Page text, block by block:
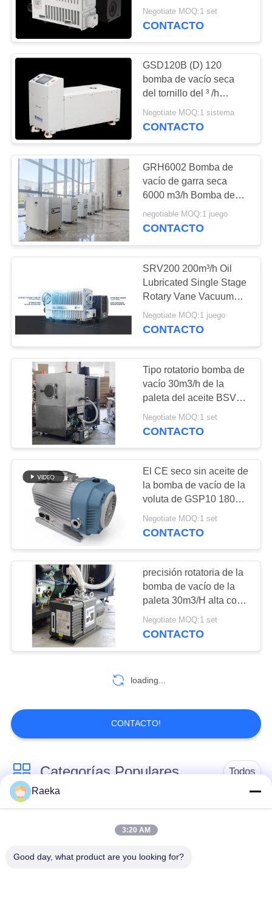
SOLICITAR
UNA CITA
BAOSI
COMPRESSOR
MAPA
DEL
SITIO
POLÍTICA
DE
PRIVACIDAD
lubricada con aceite
300m3/H
Negotiate MOQ:1 set
CONTACTO
GSD120B (D) 120
bomba de vacío seca
del tornillo del ³ /h
Oilless de m para el litio
Ion Battery Drying
Negotiate MOQ:1 sistema
CONTACTO
GRH6002 Bomba de
vacío de garra seca
6000 m3/h Bomba de
vacío sin aceite de gran
capacidad para
negotiable MOQ:1 juego
CONTACTO
SRV200 200m³/h Oil
Lubricated Single Stage
Rotary Vane Vacuum
Pump for Industrial
Vacuum Applications
Negotiate MOQ:1 juego
CONTACTO
Tipo rotatorio bomba de
vacío 30m3/h de la
paleta del aceite BSV30
para la carga
refrigerante del
Negotiate MOQ:1 set
CONTACTO
El CE seco sin aceite de
la bomba de vacío de la
voluta de GSP10 1800
RPM 10L/s aprobó
Negotiate MOQ:1 set
CONTACTO
precisión rotatoria de la
bomba de vacío de la
paleta 30m3/H alta con
el sistema de vuelta anti
hidráulico
Negotiate MOQ:1 set
CONTACTO
loading...
CONTACTO!
Categorías Populares Todos
bomba de vacío
Bomba de vacío de la
voluta
Bomba de vacío seca
bomba de vacío de
Raeka
3:20 AM
Good day, what product are you looking for?